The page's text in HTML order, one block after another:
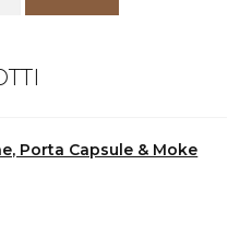
Porta Capsule & Moke